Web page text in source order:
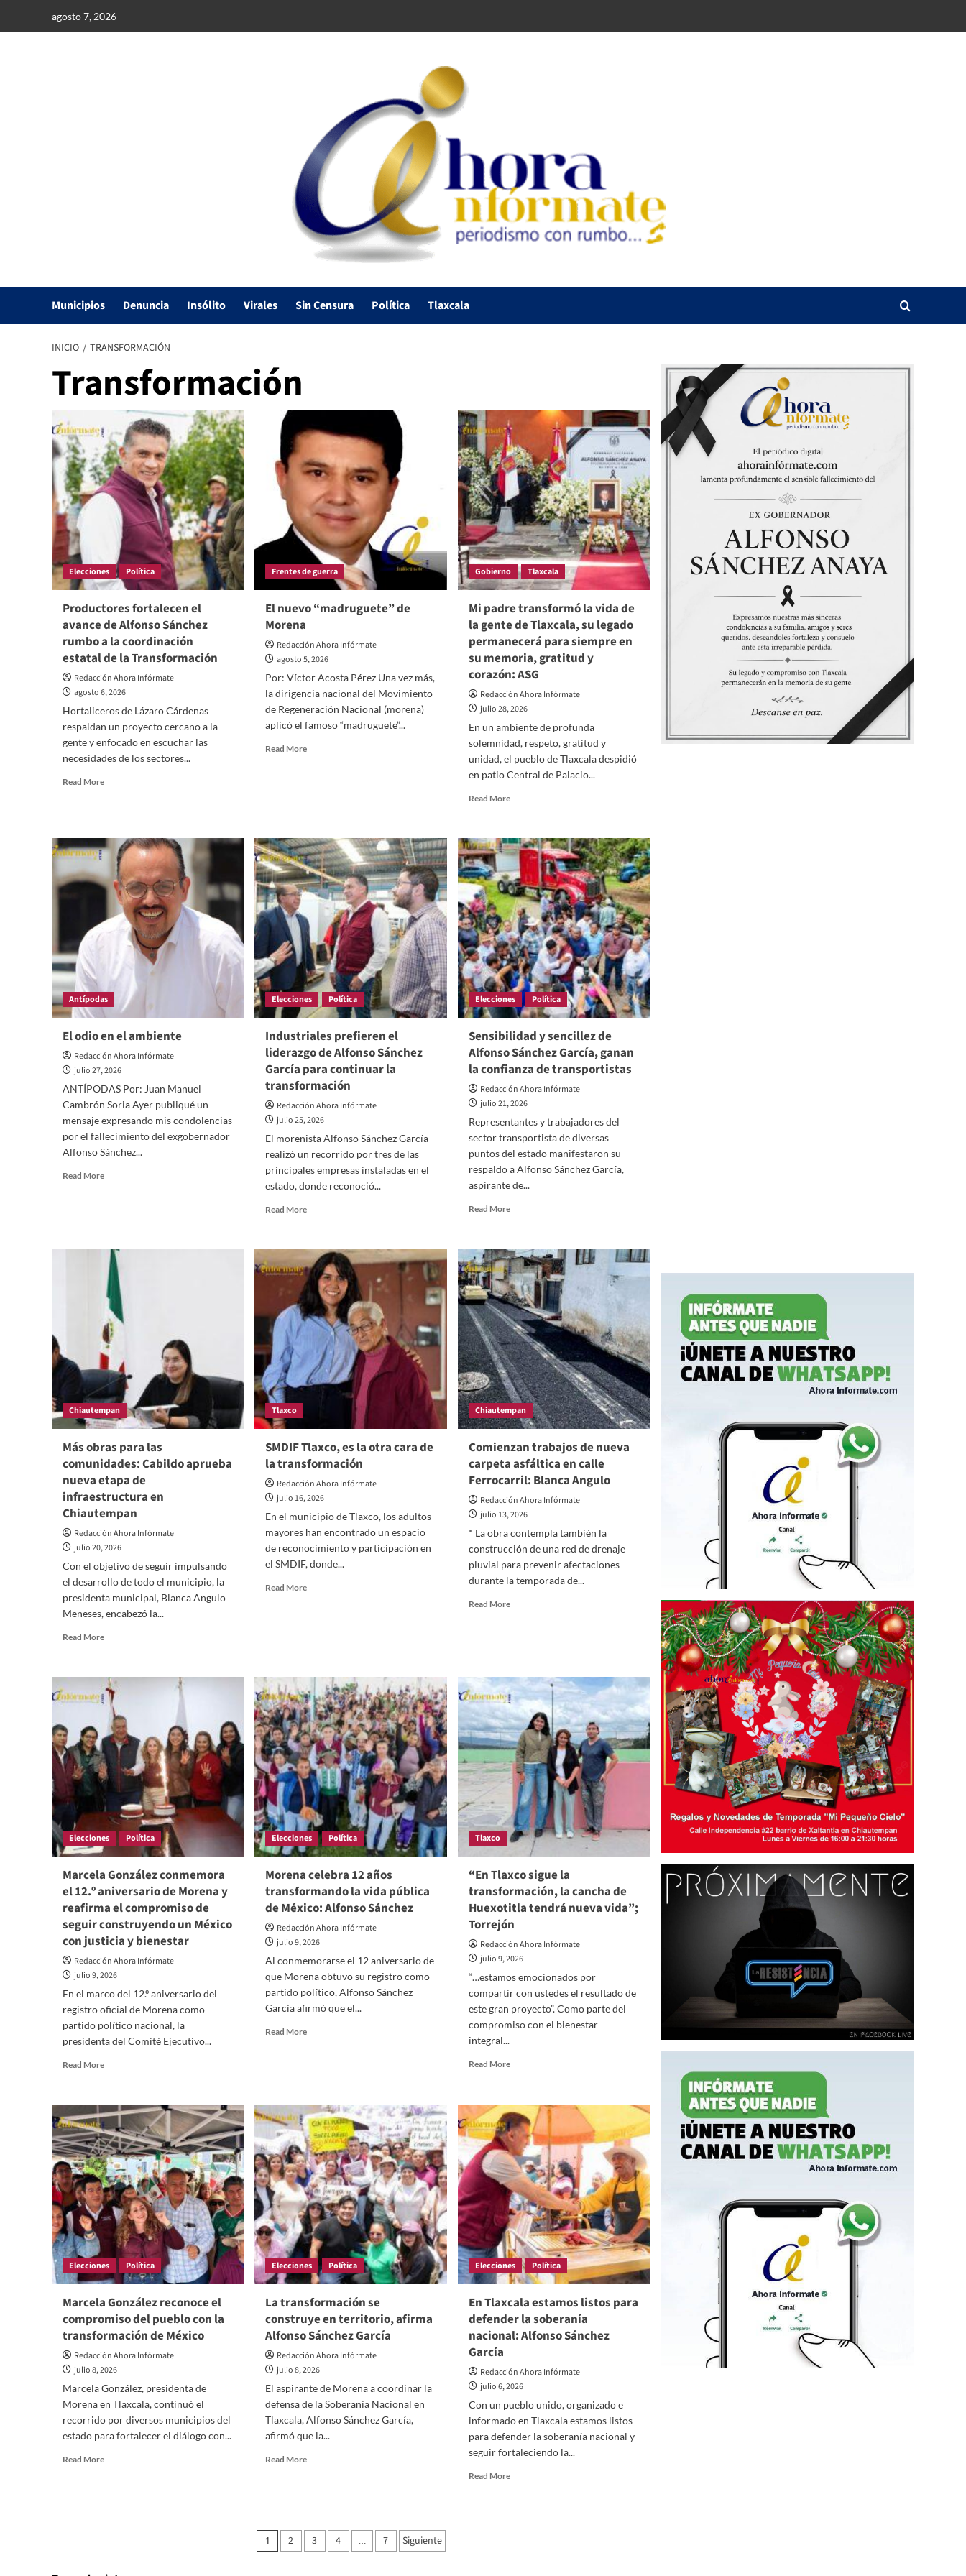
agosto 7, 2026
Municipios Denuncia Insólito Virales Sin Censura Política Tlaxcala
INICIO TRANSFORMACIÓN
Transformación
Elecciones Política
Productores fortalecen el
avance de Alfonso Sánchez
rumbo a la coordinación
estatal de la Transformación
Redacción Ahora Infórmate
agosto 6, 2026
Hortaliceros de Lázaro Cárdenas
respaldan un proyecto cercano a la
gente y enfocado en escuchar las
necesidades de los sectores...
Read MoreRead
el
avance
de
Alfonso
Sánchez
rumbo
coordinación
estatal
la
Transformación
Frentes de guerra
El nuevo “madruguete” de
Morena
Redacción Ahora Infórmate
agosto 5, 2026
Por: Víctor Acosta Pérez Una vez más,
la dirigencia nacional del Movimiento
de Regeneración Nacional (morena)
aplicó el famoso “madruguete”...
Read MoreRead
Morena
Gobierno Tlaxcala
Mi padre transformó la vida de
la gente de Tlaxcala, su legado
permanecerá para siempre en
su memoria, gratitud y
corazón: ASG
Redacción Ahora Infórmate
julio 28, 2026
En un ambiente de profunda
solemnidad, respeto, gratitud y
unidad, el pueblo de Tlaxcala despidió
en patio Central de Palacio...
Read MoreRead
Mi
padre
transformó
la
vida
de
la
gente
de
Tlaxcala,
su
legado
permanecerá
para
siempre
en
su
memoria,
gratitud
ASG
Antípodas
El odio en el ambiente
Redacción Ahora Infórmate
julio 27, 2026
ANTÍPODAS Por: Juan Manuel
Cambrón Soria Ayer publiqué un
mensaje expresando mis condolencias
por el fallecimiento del exgobernador
Alfonso Sánchez...
Read MoreRead
el
ambiente
Elecciones Política
Industriales prefieren el
liderazgo de Alfonso Sánchez
García para continuar la
transformación
Redacción Ahora Infórmate
julio 25, 2026
El morenista Alfonso Sánchez García
realizó un recorrido por tres de las
principales empresas instaladas en el
estado, donde reconoció...
Read MoreRead
Industriales
prefieren
el
liderazgo
de
Alfonso
Sánchez
García
para
continuar
la
transformación
Elecciones Política
Sensibilidad y sencillez de
Alfonso Sánchez García, ganan
la confianza de transportistas
Redacción Ahora Infórmate
julio 21, 2026
Representantes y trabajadores del
sector transportista de diversas
puntos del estado manifestaron su
respaldo a Alfonso Sánchez García,
aspirante de...
Read MoreRead
Sensibilidad
y
sencillez
de
Alfonso
Sánchez
García,
ganan
la
confianza
de
transportistas
Chiautempan
Más obras para las
comunidades: Cabildo aprueba
nueva etapa de
infraestructura en
Chiautempan
Redacción Ahora Infórmate
julio 20, 2026
Con el objetivo de seguir impulsando
el desarrollo de todo el municipio, la
presidenta municipal, Blanca Angulo
Meneses, encabezó la...
Read MoreRead
Más
obras
para
las
comunidades:
Cabildo
aprueba
nueva
de
infraestructura
Chiautempan
Tlaxco
SMDIF Tlaxco, es la otra cara de
la transformación
Redacción Ahora Infórmate
julio 16, 2026
En el municipio de Tlaxco, los adultos
mayores han encontrado un espacio
de reconocimiento y participación en
el SMDIF, donde...
Read MoreRead
cara
de
la
transformación
Chiautempan
Comienzan trabajos de nueva
carpeta asfáltica en calle
Ferrocarril: Blanca Angulo
Redacción Ahora Infórmate
julio 13, 2026
* La obra contempla también la
construcción de una red de drenaje
pluvial para prevenir afectaciones
durante la temporada de...
Read MoreRead
nueva
carpeta
asfáltica
en
calle
Ferrocarril:
Blanca
Angulo
Elecciones Política
Marcela González conmemora
el 12.º aniversario de Morena y
reafirma el compromiso de
seguir construyendo un México
con justicia y bienestar
Redacción Ahora Infórmate
julio 9, 2026
En el marco del 12.º aniversario del
registro oficial de Morena como
partido político nacional, la
presidenta del Comité Ejecutivo...
Read MoreRead
Marcela
González
conmemora
el
12.º
aniversario
de
Morena
reafirma
compromiso
de
seguir
construyendo
un
México
con
justicia
Elecciones Política
Morena celebra 12 años
transformando la vida pública
de México: Alfonso Sánchez
Redacción Ahora Infórmate
julio 9, 2026
Al conmemorarse el 12 aniversario de
que Morena obtuvo su registro como
partido político, Alfonso Sánchez
García afirmó que el...
Read MoreRead
años
transformando
la
vida
pública
de
México:
Alfonso
Sánchez
Tlaxco
“En Tlaxco sigue la
transformación, la cancha de
Huexotitla tendrá nueva vida”;
Torrejón
Redacción Ahora Infórmate
julio 9, 2026
“…estamos emocionados por
compartir con ustedes el resultado de
este gran proyecto”. Como parte del
compromiso con el bienestar
integral...
Read MoreRead
“En
Tlaxco
sigue
la
transformación,
la
cancha
de
Huexotitla
tendrá
nueva
vida”;
Torrejón
Elecciones Política
Marcela González reconoce el
compromiso del pueblo con la
transformación de México
Redacción Ahora Infórmate
julio 8, 2026
Marcela González, presidenta de
Morena en Tlaxcala, continuó el
recorrido por diversos municipios del
estado para fortalecer el diálogo con...
Read MoreRead
Elecciones Política
La transformación se
construye en territorio, afirma
Alfonso Sánchez García
Redacción Ahora Infórmate
julio 8, 2026
El aspirante de Morena a coordinar la
defensa de la Soberanía Nacional en
Tlaxcala, Alfonso Sánchez García,
afirmó que la...
Read MoreRead
construye
en
Elecciones Política
En Tlaxcala estamos listos para
defender la soberanía
nacional: Alfonso Sánchez
García
Redacción Ahora Infórmate
julio 6, 2026
Con un pueblo unido, organizado e
informado en Tlaxcala estamos listos
para defender la soberanía nacional y
seguir fortaleciendo la...
Read MoreRead
Paginación
1 2 3 4 … 7 Siguiente